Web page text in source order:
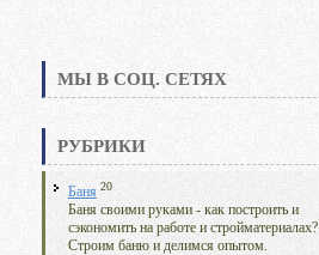
МЫ В СОЦ. СЕТЯХ
РУБРИКИ
Баня 20
Баня своими руками - как построить и
сэкономить на работе и стройматериалах?
Строим баню и делимся опытом.